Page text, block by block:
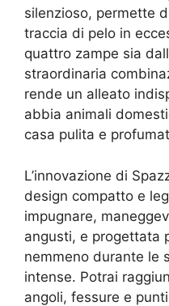
silenzioso, permette
traccia di pelo in
quattro zampe sia
straordinaria
rende un alleato
abbia animali
casa pulita e
L’innovazione di
design compatto e
impugnare,
angusti, e progettata
nemmeno durante le
intense. Potrai
angoli, fessure e